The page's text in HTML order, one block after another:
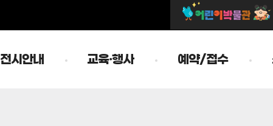
전시안내 교육·행사 예약/접수